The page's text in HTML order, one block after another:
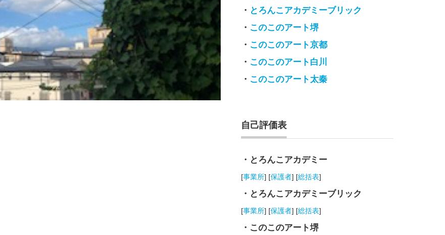
・ とろんこアカデミーブリック
・ このこのアート堺
・ このこのアート京都
・ このこのアート白川
・ このこのアート太秦
自己評価表
・とろんこアカデミー
[事業所] [保護者] [総括表]
・とろんこアカデミーブリック
[事業所] [保護者] [総括表]
・このこのアート堺